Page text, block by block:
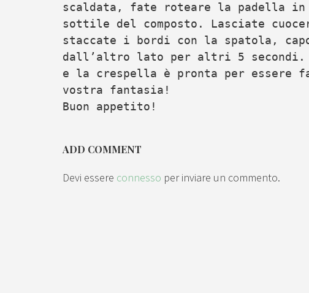
scaldata, fate roteare la padella in
sottile del composto. Lasciate
staccate i bordi con la spatola,
dall’altro lato per altri 5 secondi.
e la crespella è pronta per essere
vostra fantasia!
Buon appetito!
ADD COMMENT
Devi essere connesso per inviare un commento.